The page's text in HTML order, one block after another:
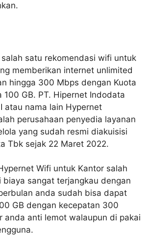
satu rekomendasi wifi untuk
memberikan internet unlimited
hingga 300 Mbps dengan Kuota
100 GB. PT. Hipernet Indodata
atau nama lain Hypernet
perusahaan penyedia layanan
yang sudah resmi diakuisisi
Tbk sejak 22 Maret 2022.
Wifi untuk Kantor salah
biaya sangat terjangkau dengan
anda sudah bisa dapat
GB dengan kecepatan 300
anda anti lemot walaupun di pakai